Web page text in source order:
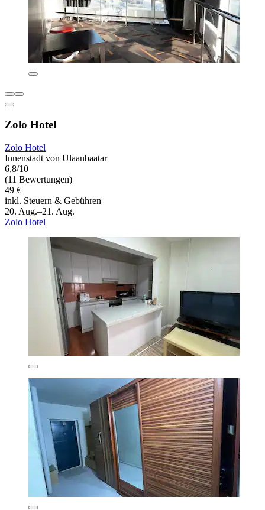
Zolo Hotel
Zolo Hotel
Innenstadt von Ulaanbaatar
6,8/10
(11 Bewertungen)
49 €
inkl. Steuern & Gebühren
20. Aug.–21. Aug.
Zolo Hotel